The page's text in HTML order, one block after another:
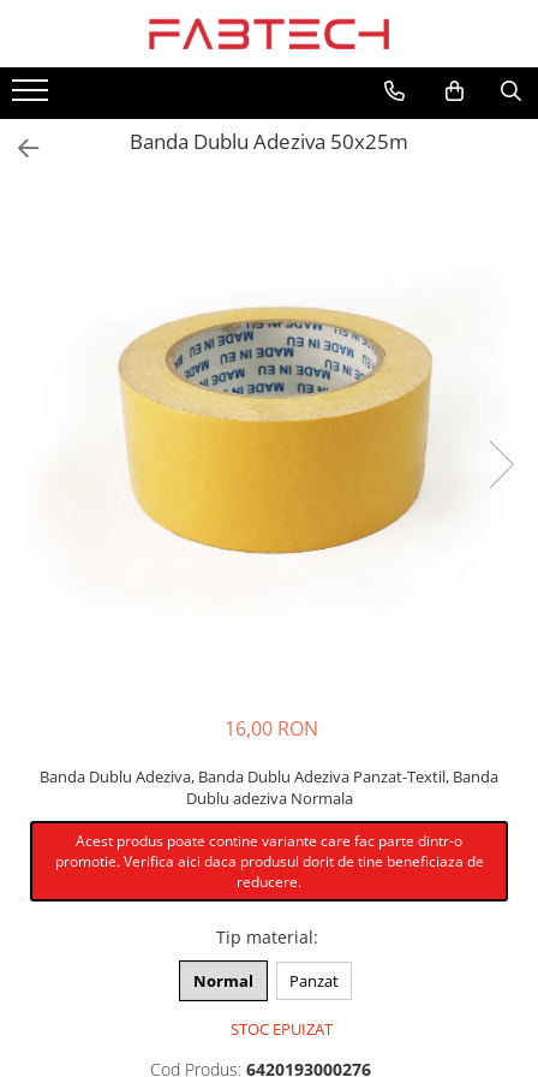
Placi de plastic
PVC/Forex
Furnir
MDF
Banda Dublu Adeziva 50x25m
16,00 RON
Banda Dublu Adeziva, Banda Dublu Adeziva Panzat-Textil, Banda
Dublu adeziva Normala
Acest produs poate contine variante care fac parte dintr-o
promotie. Verifica aici daca produsul dorit de tine beneficiaza de
reducere.
Tip material:
Normal Panzat
STOC EPUIZAT
Cod Produs: 6420193000276